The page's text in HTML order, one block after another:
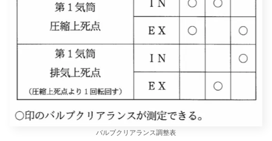
バルブクリアランス調整表